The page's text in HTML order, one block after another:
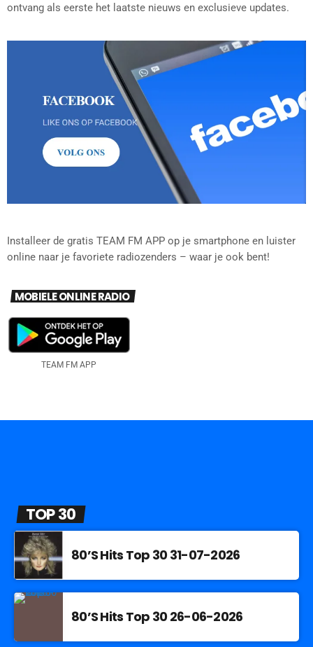
ontvang als eerste het laatste nieuws en exclusieve updates.
Installeer de gratis TEAM FM APP op je smartphone en luister
online naar je favoriete radiozenders – waar je ook bent!
MOBIELE ONLINE RADIO
TEAM FM APP
TOP 30
80’S Hits Top 30 31-07-2026
80’S Hits Top 30 26-06-2026